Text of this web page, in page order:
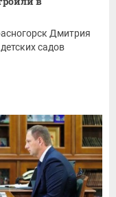
Дмитрия
садов